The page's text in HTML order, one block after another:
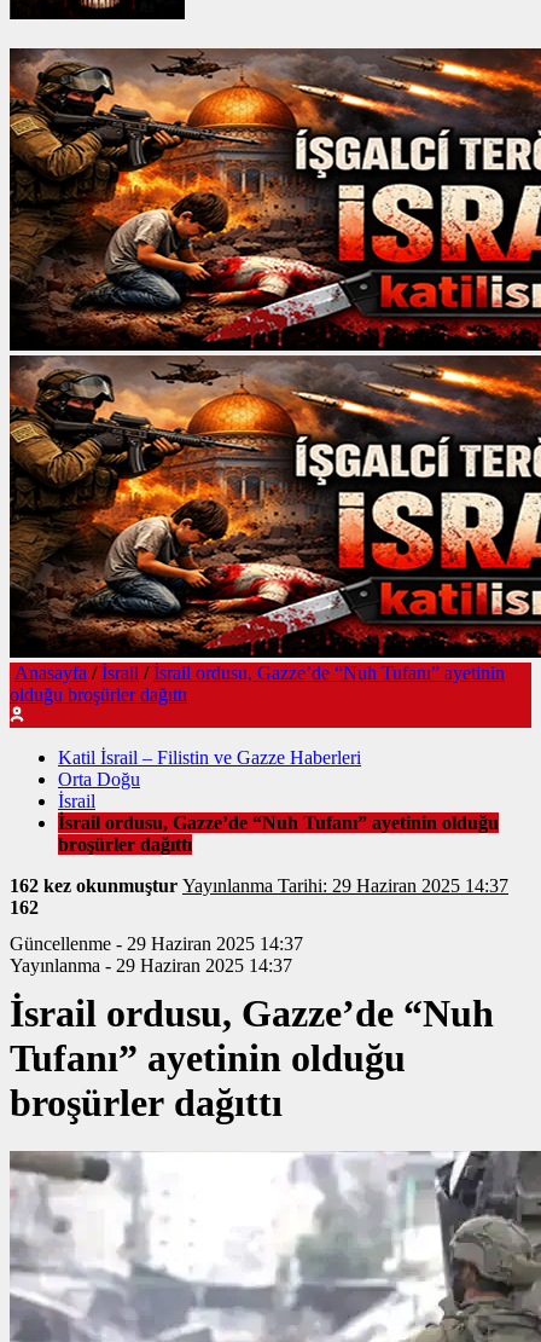
Anasayfa / İsrail / İsrail ordusu, Gazze’de “Nuh Tufanı” ayetinin
olduğu broşürler dağıttı
Katil İsrail – Filistin ve Gazze Haberleri
Orta Doğu
İsrail
İsrail ordusu, Gazze’de “Nuh Tufanı” ayetinin olduğu
broşürler dağıttı
162 kez okunmuştur
Yayınlanma Tarihi: 29 Haziran 2025 14:37
162
Güncellenme - 29 Haziran 2025 14:37
Yayınlanma - 29 Haziran 2025 14:37
İsrail ordusu, Gazze’de “Nuh
Tufanı” ayetinin olduğu
broşürler dağıttı